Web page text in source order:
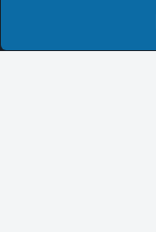
Köp- och
Integritetspolicy